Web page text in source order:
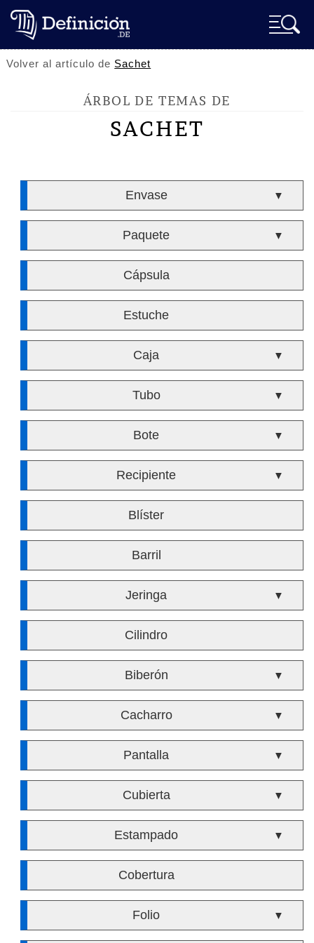
Volver al artículo de Sachet
ÁRBOL DE TEMAS DE
SACHET
Envase ▼
Paquete ▼
Cápsula
Estuche
Caja ▼
Tubo ▼
Bote ▼
Recipiente ▼
Blíster
Barril
Jeringa ▼
Cilindro
Biberón ▼
Cacharro ▼
Pantalla ▼
Cubierta ▼
Estampado ▼
Cobertura
Folio ▼